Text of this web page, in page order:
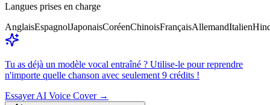
Langues prises en charge
AnglaisEspagnolJaponaisCoréenChinoisFrançaisAllemandItalien
Tu as déjà un modèle vocal entraîné ? Utilise-le pour reprendre
n'importe quelle chanson avec seulement 9 crédits !
Essayer AI Voice Cover→